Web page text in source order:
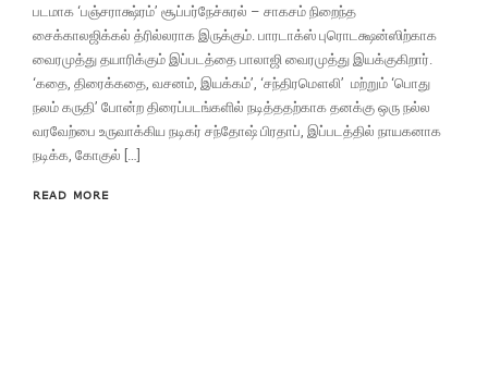
படமாக ‘பஞ்சராக்ஷ்ரம்’ சூப்பர்நேச்சுரல் – சாகசம் நிறைந்த
சைக்காலஜிக்கல் த்ரில்லராக இருக்கும். பாரடாக்ஸ் புரொடக்ஷன்ஸிற்காக
வைரமுத்து தயாரிக்கும் இப்படத்தை பாலாஜி வைரமுத்து இயக்குகிறார்.
‘கதை, திரைக்கதை, வசனம், இயக்கம்’, ‘சந்திரமௌலி’ மற்றும் ‘பொது
நலம் கருதி’ போன்ற திரைப்படங்களில் நடித்ததற்காக தனக்கு ஒரு நல்ல
வரவேற்பை உருவாக்கிய நடிகர் சந்தோஷ் பிரதாப், இப்படத்தில் நாயகனாக
நடிக்க, கோகுல் […]
READ MORE